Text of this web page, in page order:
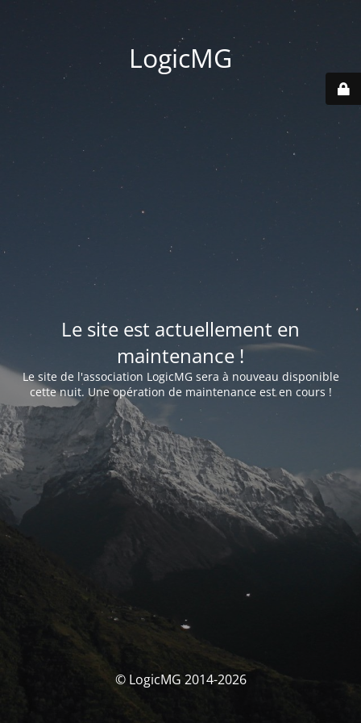
LogicMG
Le site est actuellement en
maintenance !
Le site de l'association LogicMG sera à nouveau disponible
cette nuit. Une opération de maintenance est en cours !
© LogicMG 2014-2026